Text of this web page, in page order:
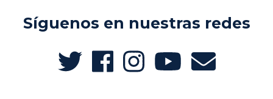
Síguenos en nuestras redes